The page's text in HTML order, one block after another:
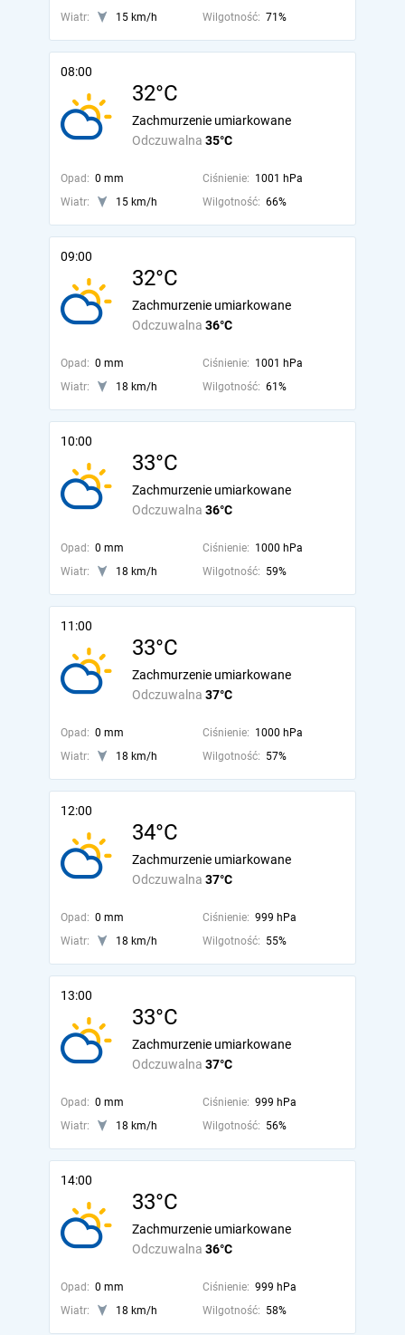
Wiatr: 15 km/h Wilgotność: 71%
08:00
32°C
Odczuwalna 35°C
Zachmurzenie umiarkowane
Opad: 0 mm Ciśnienie: 1001 hPa
Wiatr:
15 km/h Wilgotność: 66%
09:00
32°C
Odczuwalna 36°C
Zachmurzenie umiarkowane
Opad: 0 mm Ciśnienie: 1001 hPa
Wiatr:
18 km/h Wilgotność: 61%
10:00
33°C
Odczuwalna 36°C
Zachmurzenie umiarkowane
Opad: 0 mm Ciśnienie: 1000 hPa
Wiatr:
18 km/h Wilgotność: 59%
11:00
33°C
Odczuwalna 37°C
Zachmurzenie umiarkowane
Opad: 0 mm Ciśnienie: 1000 hPa
Wiatr:
18 km/h Wilgotność: 57%
12:00
34°C
Odczuwalna 37°C
Zachmurzenie umiarkowane
Opad: 0 mm Ciśnienie: 999 hPa
Wiatr:
18 km/h Wilgotność: 55%
13:00
33°C
Odczuwalna 37°C
Zachmurzenie umiarkowane
Opad: 0 mm Ciśnienie: 999 hPa
Wiatr:
18 km/h Wilgotność: 56%
14:00
33°C
Odczuwalna 36°C
Zachmurzenie umiarkowane
Opad: 0 mm Ciśnienie: 999 hPa
Wiatr:
18 km/h Wilgotność: 58%